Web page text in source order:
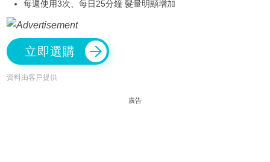
每週使用3次、每日25分鐘 髮量明顯增加
立即選購
資料由客戶提供
廣告